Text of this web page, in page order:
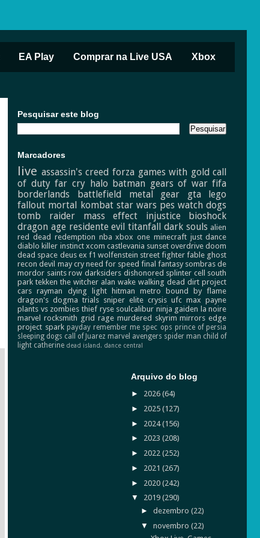
EA Play Comprar na Live USA Xbox
Pesquisar este blog
Marcadores
live assassin's creed forza games with gold call
of duty far cry halo batman gears of war fifa
borderlands
battlefield metal gear gta
lego
fallout mortal kombat star wars pes watch dogs
tomb raider
mass effect injustice
bioshock
dragon age residente evil titanfall dark souls alien
red dead redemption nba xbox one minecraft just dance
diablo killer instinct xcom castlevania sunset overdrive doom
dead space deus ex f1 wolfenstein street fighter fable ghost
recon devil may cry need for speed final fantasy sombras de
mordor saints row darksiders dishonored splinter cell south
park tekken the witcher alan wake walking dead dirt project
cars rayman dying light hitman metro
bound by flame
dragon's dogma trials sniper elite crysis ufc max payne
plants vs zombies thief ryse soulcalibur ninja gaiden la noire
marvel rocksmith grid rage murdered skyrim mirrors edge
project spark payday remember me spec ops prince of persia
sleeping dogs call of Juarez marvel avengers spider man child of
light catherine dead island. dance central
Arquivo do blog
► 2026(64)
► 2025(127)
► 2024(156)
► 2023(208)
► 2022(252)
► 2021(267)
► 2020(242)
▼ 2019(290)
► dezembro (22)
▼ novembro (22)